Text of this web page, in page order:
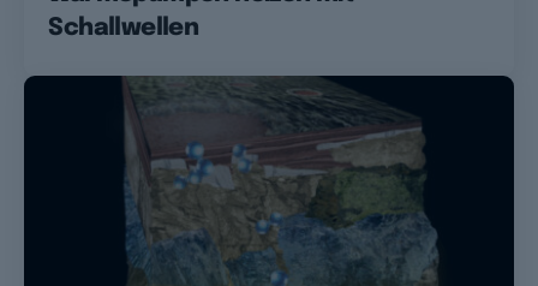
Schallwellen